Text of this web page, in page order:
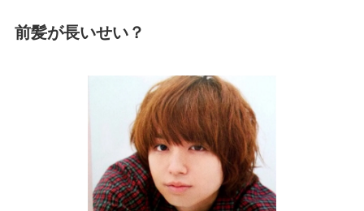
前髪が長いせい？